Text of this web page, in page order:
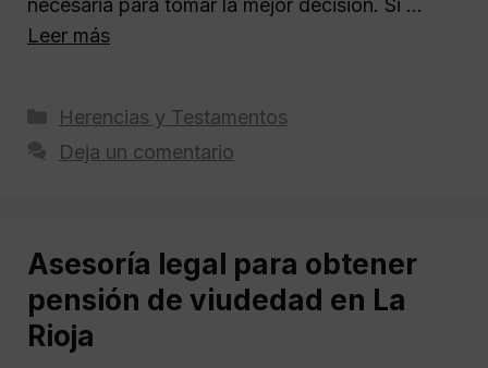
necesaria para tomar la mejor decisión. Si …
Leer más
Categorías
Herencias y Testamentos
Deja un comentario
Asesoría legal para obtener
pensión de viudedad en La
Rioja